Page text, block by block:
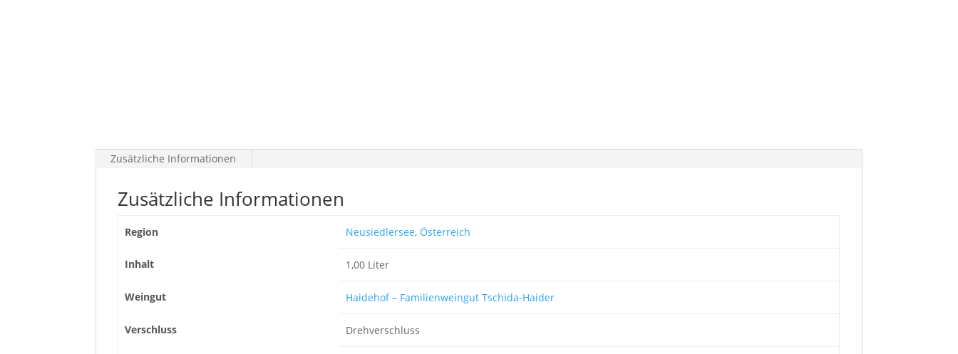
Zusätzliche Informationen
Zusätzliche Informationen
Region Neusiedlersee, Österreich
Inhalt 1,00 Liter
Weingut Haidehof – Familienweingut Tschida-Haider
Verschluss Drehverschluss